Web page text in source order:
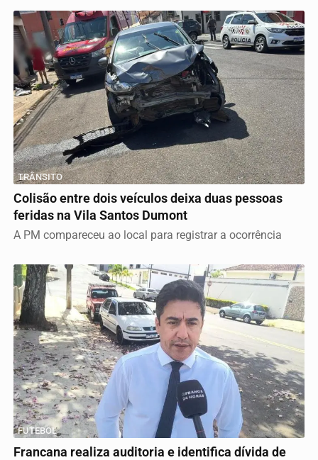
TRÂNSITO
Colisão entre dois veículos deixa duas pessoas
feridas na Vila Santos Dumont
A PM compareceu ao local para registrar a ocorrência
FUTEBOL
Francana realiza auditoria e identifica dívida de